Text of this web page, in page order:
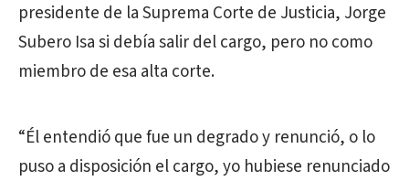
presidente de la Suprema Corte de Justicia, Jorge
Subero Isa si debía salir del cargo, pero no como
miembro de esa alta corte.
“Él entendió que fue un degrado y renunció, o lo
puso a disposición el cargo, yo hubiese renunciado